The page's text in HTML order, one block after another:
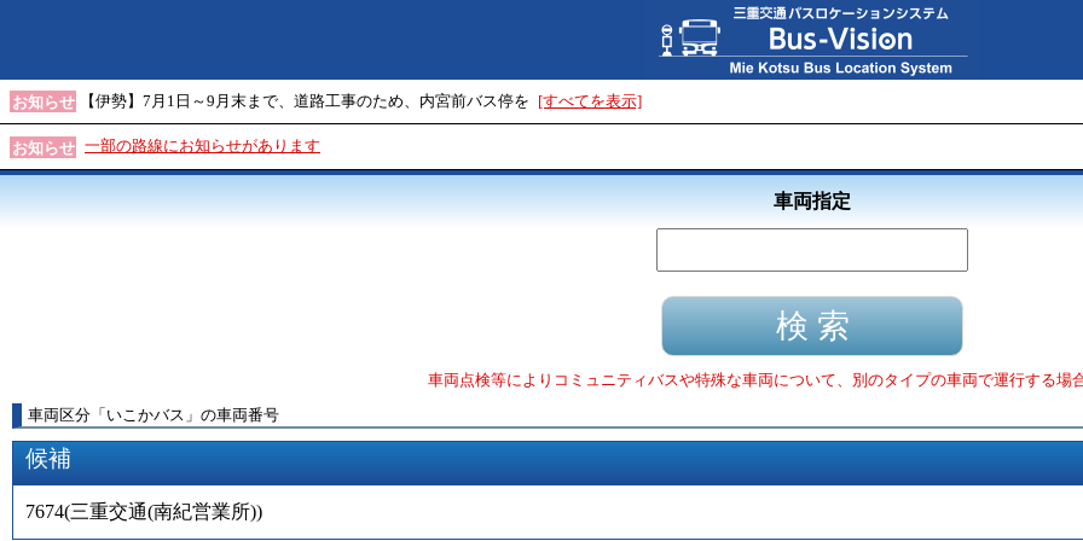
お知らせ 【伊勢】7月1日～9月末まで、道路工事のため、内宮前バス停を [すべてを表示]
お知らせ 一部の路線にお知らせがあります
車両指定
車両点検等によりコミュニティバスや特殊な車両について、別のタイプの車両で運行する場
車両区分 「 いこかバス 」 の車両番号
候補
7674(三重交通(南紀営業所))